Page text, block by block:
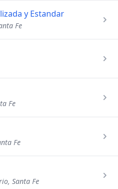
y Estandar
Fe
Fe
Fe
Santa Fe